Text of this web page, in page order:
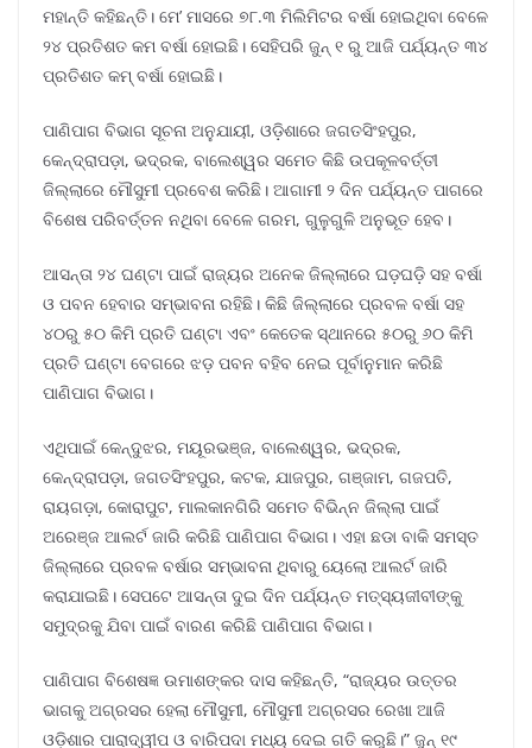
ମହାନ୍ତି କହିଛନ୍ତି। ମେ’ ମାସରେ ୭୮.୩ ମିଲିମିଟର ବର୍ଷା ହୋଇଥିବା ବେଳେ
୨୪ ପ୍ରତିଶତ କମ ବର୍ଷା ହୋଇଛି। ସେହିପରି ଜୁନ୍ ୧ ରୁ ଆଜି ପର୍ଯ୍ୟନ୍ତ ୩୪
ପ୍ରତିଶତ କମ୍ ବର୍ଷା ହୋଇଛି।
ପାଣିପାଗ ବିଭାଗ ସୂଚନା ଅନୁଯାୟୀ, ଓଡ଼ିଶାରେ ଜଗତସିଂହପୁର,
କେନ୍ଦ୍ରାପଡ଼ା, ଭଦ୍ରକ, ବାଲେଶ୍ୱର ସମେତ କିଛି ଉପକୂଳବର୍ତ୍ତୀ
ଜିଲ୍ଲାରେ ମୌସୁମୀ ପ୍ରବେଶ କରିଛି। ଆଗାମୀ ୨ ଦିନ ପର୍ଯ୍ୟନ୍ତ ପାଗରେ
ବିଶେଷ ପରିବର୍ତ୍ତନ ନଥିବା ବେଳେ ଗରମ, ଗୁଳୁଗୁଳି ଅନୁଭୂତ ହେବ।
ଆସନ୍ତା ୨୪ ଘଣ୍ଟା ପାଇଁ ରାଜ୍ୟର ଅନେକ ଜିଲ୍ଲାରେ ଘଡ଼ଘଡ଼ି ସହ ବର୍ଷା
ଓ ପବନ ହେବାର ସମ୍ଭାବନା ରହିଛି। କିଛି ଜିଲ୍ଲାରେ ପ୍ରବଳ ବର୍ଷା ସହ
୪୦ରୁ ୫୦ କିମି ପ୍ରତି ଘଣ୍ଟା ଏବଂ କେତେକ ସ୍ଥାନରେ ୫୦ରୁ ୬୦ କିମି
ପ୍ରତି ଘଣ୍ଟା ବେଗରେ ଝଡ଼ ପବନ ବହିବ ନେଇ ପୂର୍ବାନୁମାନ କରିଛି
ପାଣିପାଗ ବିଭାଗ।
ଏଥିପାଇଁ କେନ୍ଦୁଝର, ମୟୂରଭଞ୍ଜ, ବାଲେଶ୍ୱର, ଭଦ୍ରକ,
କେନ୍ଦ୍ରାପଡ଼ା, ଜଗତସିଂହପୁର, କଟକ, ଯାଜପୁର, ଗଞ୍ଜାମ, ଗଜପତି,
ରାୟଗଡ଼ା, କୋରାପୁଟ, ମାଲକାନଗିରି ସମେତ ବିଭିନ୍ନ ଜିଲ୍ଲା ପାଇଁ
ଅରେଞ୍ଜ ଆଲର୍ଟ ଜାରି କରିଛି ପାଣିପାଗ ବିଭାଗ। ଏହା ଛଡା ବାକି ସମସ୍ତ
ଜିଲ୍ଲାରେ ପ୍ରବଳ ବର୍ଷାର ସମ୍ଭାବନା ଥିବାରୁ ୟେଲୋ ଆଲର୍ଟ ଜାରି
କରାଯାଇଛି। ସେପଟେ ଆସନ୍ତା ଦୁଇ ଦିନ ପର୍ଯ୍ୟନ୍ତ ମତ୍ସ୍ୟଜୀବୀଙ୍କୁ
ସମୁଦ୍ରକୁ ଯିବା ପାଇଁ ବାରଣ କରିଛି ପାଣିପାଗ ବିଭାଗ।
ପାଣିପାଗ ବିଶେଷଜ୍ଞ ଉମାଶଙ୍କର ଦାସ କହିଛନ୍ତି, “ରାଜ୍ୟର ଉତ୍ତର
ଭାଗକୁ ଅଗ୍ରସର ହେଲା ମୌସୁମୀ, ମୌସୁମୀ ଅଗ୍ରସର ରେଖା ଆଜି
ଓଡ଼ିଶାର ପାରାଦ୍ୱୀପ ଓ ବାରିପଦା ମଧ୍ୟ ଦେଇ ଗତି କରୁଛି।” ଜୁନ୍ ୧୯